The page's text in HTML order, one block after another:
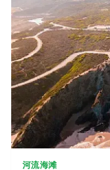
河流海滩